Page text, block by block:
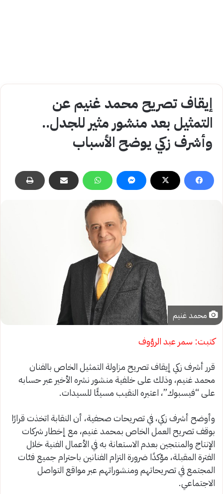
إيقاف تصريح محمد غنيم عن
التمثيل بعد منشور مثير للجدل..
وأشرف زكي يوضح الأسباب
محمد غنيم
كتبت: سمر عبد الرؤوف
قرر أشرف زكي إيقاف تصريح مزاولة التمثيل الخاص بالفنان
محمد غنيم، وذلك على خلفية منشور نشره الأخير عبر حسابه
على “فيسبوك”، اعتبره النقيب مسيئًا للسيدات.
وأوضح أشرف زكي، في تصريحات صحفية، أن النقابة اتخذت قرارًا
بوقف تصريح العمل الخاص بمحمد غنيم، مع إخطار شركات
الإنتاج والمنتجين بعدم الاستعانة به في الأعمال الفنية خلال
الفترة المقبلة، مؤكدًا ضرورة التزام الفنانين باحترام جميع فئات
المجتمع في تصريحاتهم ومنشوراتهم عبر مواقع التواصل
الاجتماعي.